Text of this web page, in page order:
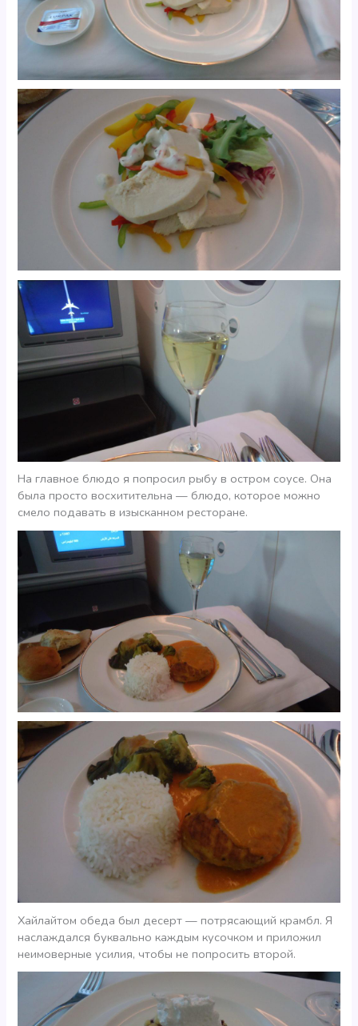
На главное блюдо я попросил рыбу в остром соусе. Она
была просто восхитительна — блюдо, которое можно
смело подавать в изысканном ресторане.
Хайлайтом обеда был десерт — потрясающий крамбл. Я
наслаждался буквально каждым кусочком и приложил
неимоверные усилия, чтобы не попросить второй.